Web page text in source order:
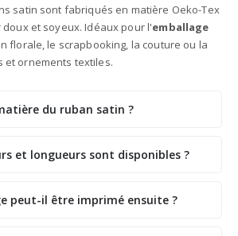
satin sont fabriqués en matière Oeko-Tex
et soyeux. Idéaux pour l'emballage
florale, le scrapbooking, la couture ou la
ornements textiles.
du ruban satin ?
et longueurs sont disponibles ?
peut-il être imprimé ensuite ?